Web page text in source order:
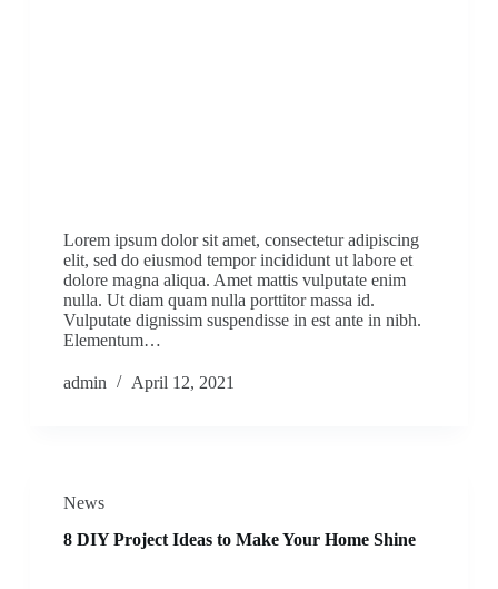
Lorem ipsum dolor sit amet, consectetur adipiscing
elit, sed do eiusmod tempor incididunt ut labore et
dolore magna aliqua. Amet mattis vulputate enim
nulla. Ut diam quam nulla porttitor massa id.
Vulputate dignissim suspendisse in est ante in nibh.
Elementum…
admin April 12, 2021
News
8 DIY Project Ideas to Make Your Home Shine